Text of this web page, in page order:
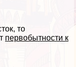
то
первобытности к